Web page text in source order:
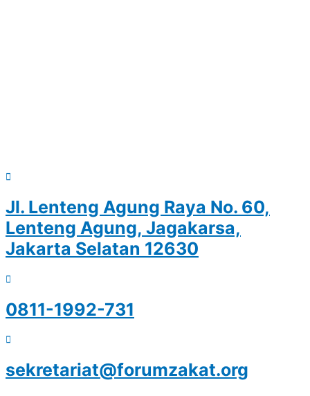
Jl. Lenteng Agung Raya No. 60,
Lenteng Agung, Jagakarsa,
Jakarta Selatan 12630
0811-1992-731
sekretariat@forumzakat.org